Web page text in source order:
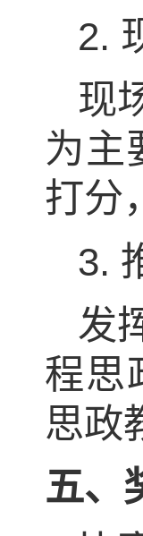
2.
现
为主
打分
3.
发
程思
思政
五、